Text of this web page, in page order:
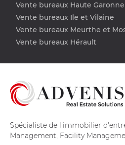
Vente bureaux Haute Garonne
Vente bureaux Ile et Vilaine
Vente bureaux Meurthe et
Vente bureaux Hérault
Spécialiste de l'immobilier
Management, Facility